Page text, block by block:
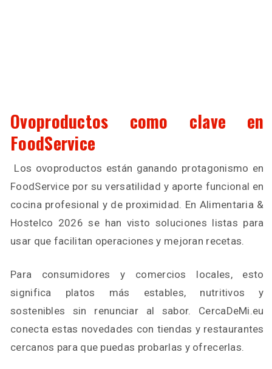
Ovoproductos como clave en
FoodService
Los ovoproductos están ganando protagonismo en
FoodService por su versatilidad y aporte funcional en
cocina profesional y de proximidad. En Alimentaria &
Hostelco 2026 se han visto soluciones listas para
usar que facilitan operaciones y mejoran recetas.
Para consumidores y comercios locales, esto
significa platos más estables, nutritivos y
sostenibles sin renunciar al sabor. CercaDeMi.eu
conecta estas novedades con tiendas y restaurantes
cercanos para que puedas probarlas y ofrecerlas.